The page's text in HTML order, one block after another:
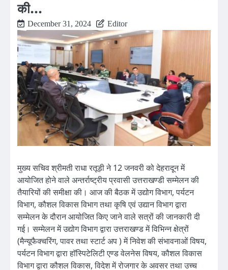
की…
December 31, 2024 Editor
मुख्य सचिव श्रीमती राधा रतूड़ी ने 12 जनवरी को देहरादून में
आयोजित होने वाले अन्तर्राष्ट्रीय प्रवासी उत्तराखण्डी सम्मेलन की
तैयारियों की समीक्षा की। आज की बैठक में उद्योग विभाग, पर्यटन
विभाग, कौशल विकास विभाग तथा कृषि एवं उद्यान विभाग द्वारा
सम्मेलन के दौरान आयोजित किए जाने वाले सत्रों की जानकारी दी
गई। सम्मेलन में उद्योग विभाग द्वारा उत्तराखण्ड में विभिन्न क्षेत्रों
(मैन्यूफैक्चरिंग, पावर तथा स्टार्ट अप ) में निवेश की संभावनाओं विषय,
पर्यटन विभाग द्वारा हाॅस्पिटेलिटी एण्ड वेलनेस विषय, कौशल विकास
विभाग द्वारा कौशल विकास, विदेश में रोजगार के अवसर तथा उच्च